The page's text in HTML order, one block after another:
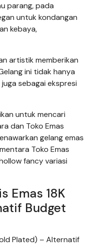
parang, pada
untuk kondangan
kebaya,
artistik memberikan
ini tidak hanya
sebagai ekspresi
untuk mencari
dan Toko Emas
gelang emas
Toko Emas
fancy variasi
Emas 18K
Budget
Plated) – Alternatif